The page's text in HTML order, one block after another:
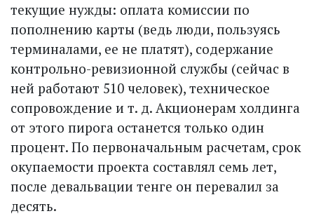
текущие нужды: оплата комиссии по
пополнению карты (ведь люди, пользуясь
терминалами, ее не платят), содержание
контрольно-ревизионной службы (сейчас в
ней работают 510 человек), техническое
сопровождение и т. д. Акционерам холдинга
от этого пирога останется только один
процент. По первоначальным расчетам, срок
окупаемости проекта составлял семь лет,
после девальвации тенге он перевалил за
десять.